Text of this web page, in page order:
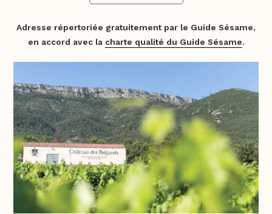
Adresse répertoriée gratuitement par le Guide Sésame,
en accord avec la charte qualité du Guide Sésame.